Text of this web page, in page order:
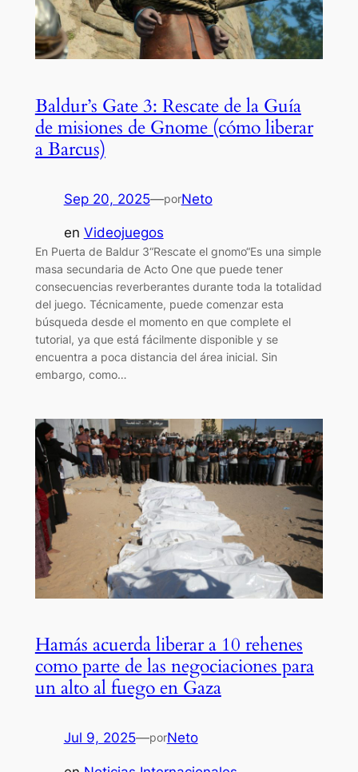
Baldur’s Gate 3: Rescate de la Guía
de misiones de Gnome (cómo liberar
a Barcus)
Sep 20, 2025—porNeto
en Videojuegos
En Puerta de Baldur 3“Rescate el gnomo“Es una simple
masa secundaria de Acto One que puede tener
consecuencias reverberantes durante toda la totalidad
del juego. Técnicamente, puede comenzar esta
búsqueda desde el momento en que complete el
tutorial, ya que está fácilmente disponible y se
encuentra a poca distancia del área inicial. Sin
embargo, como…
Hamás acuerda liberar a 10 rehenes
como parte de las negociaciones para
un alto al fuego en Gaza
Jul 9, 2025—porNeto